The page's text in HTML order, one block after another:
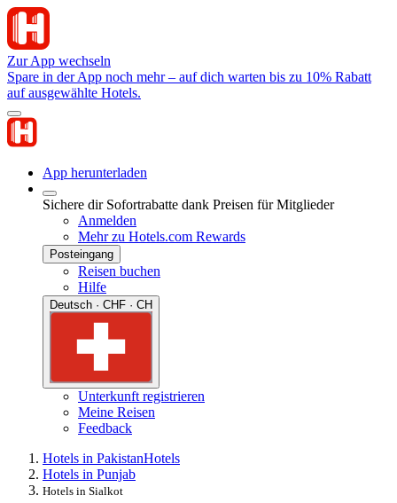
Zur App wechseln
Spare in der App noch mehr – auf dich warten bis zu 10% Rabatt
auf ausgewählte Hotels.
App herunterladen
Sichere dir Sofortrabatte dank Preisen für Mitglieder
Anmelden
Mehr zu Hotels.com Rewards
Posteingang
Reisen buchen
Hilfe
Deutsch · CHF · CH
Unterkunft registrieren
Meine Reisen
Feedback
Hotels in PakistanHotels
Hotels in Punjab
Hotels in Sialkot